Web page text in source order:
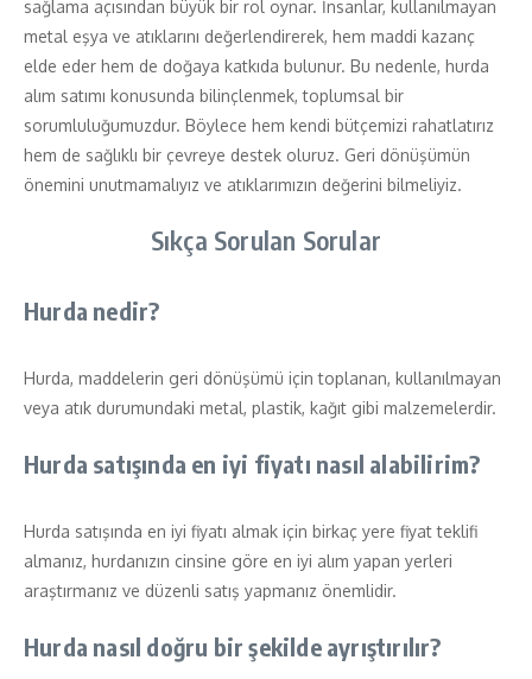
sağlama açısından büyük bir rol oynar. İnsanlar, kullanılmayan
metal eşya ve atıklarını değerlendirerek, hem maddi kazanç
elde eder hem de doğaya katkıda bulunur. Bu nedenle, hurda
alım satımı konusunda bilinçlenmek, toplumsal bir
sorumluluğumuzdur. Böylece hem kendi bütçemizi rahatlatırız
hem de sağlıklı bir çevreye destek oluruz. Geri dönüşümün
önemini unutmamalıyız ve atıklarımızın değerini bilmeliyiz.
Sıkça Sorulan Sorular
Hurda nedir?
Hurda, maddelerin geri dönüşümü için toplanan, kullanılmayan
veya atık durumundaki metal, plastik, kağıt gibi malzemelerdir.
Hurda satışında en iyi fiyatı nasıl alabilirim?
Hurda satışında en iyi fiyatı almak için birkaç yere fiyat teklifi
almanız, hurdanızın cinsine göre en iyi alım yapan yerleri
araştırmanız ve düzenli satış yapmanız önemlidir.
Hurda nasıl doğru bir şekilde ayrıştırılır?